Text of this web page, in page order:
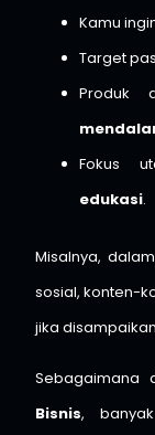
Kamu
Target
Produk
Fokus
edukasi.
Misalnya,
sosial, konten-
jika
Sebagaimana
Bisnis,